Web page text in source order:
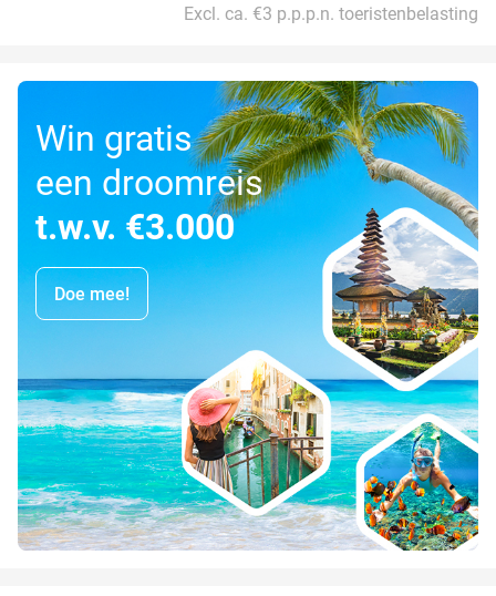
Excl. ca. €3 p.p.p.n. toeristenbelasting
Win gratis
een droomreis
t.w.v. €3.000
Doe mee!